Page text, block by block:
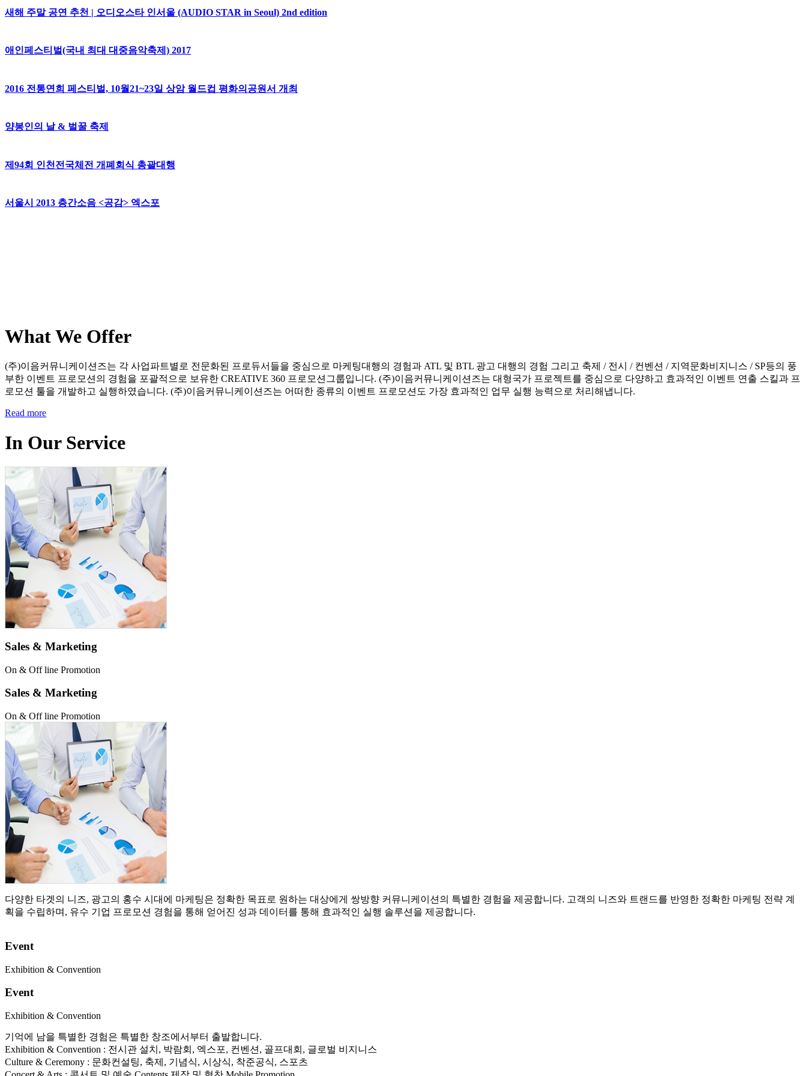
새해 주말 공연 추천 | 오디오스타 인서울 (AUDIO STAR in Seoul) 2nd edition
애인페스티벌(국내 최대 대중음악축제) 2017
2016 전통연희 페스티벌, 10월21~23일 상암 월드컵 평화의공원서 개최
양봉인의 날 & 벌꿀 축제
제94회 인천전국체전 개폐회식 총괄대행
서울시 2013 층간소음 <공감> 엑스포
What We Offer
(주)이음커뮤니케이션즈는 각 사업파트별로 전문화된 프로듀서들을 중심으로 마케팅대행의 경험과 ATL 및 BTL 광고 대행의 경험 그리고 축제 / 전시 / 컨벤션 / 지역문화비지니스 / SP등의 풍
부한 이벤트 프로모션의 경험을 포괄적으로 보유한 CREATIVE 360 프로모션그룹입니다. (주)이음커뮤니케이션즈는 대형국가 프로젝트를 중심으로 다양하고 효과적인 이벤트 연출 스킬과 프
로모션 툴을 개발하고 실행하였습니다. (주)이음커뮤니케이션즈는 어떠한 종류의 이벤트 프로모션도 가장 효과적인 업무 실행 능력으로 처리해냅니다.
Read more
In Our Service
Sales & Marketing
On & Off line Promotion
Sales & Marketing
On & Off line Promotion
다양한 타겟의 니즈, 광고의 홍수 시대에 마케팅은 정확한 목표로 원하는 대상에게 쌍방향 커뮤니케이션의 특별한 경험을 제공합니다. 고객의 니즈와 트랜드를 반영한 정확한 마케팅 전략 계
획을 수립하며, 유수 기업 프로모션 경험을 통해 얻어진 성과 데이터를 통해 효과적인 실행 솔루션을 제공합니다.
Event
Exhibition & Convention
Event
Exhibition & Convention
기억에 남을 특별한 경험은 특별한 창조에서부터 출발합니다.
Exhibition & Convention : 전시관 설치, 박람회, 엑스포, 컨벤션, 골프대회, 글로벌 비지니스
Culture & Ceremony : 문화컨설팅, 축제, 기념식, 시상식, 착준공식, 스포츠